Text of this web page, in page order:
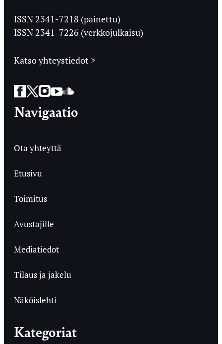
Ylioppilaslehti
ISSN 2341-7218 (painettu)
ISSN 2341-7226 (verkkojulkaisu)
Katso yhteystiedot >
Facebook
Twitter
Instagram
YouTube
SoundCloud
Navigaatio
Ota yhteyttä
Etusivu
Toimitus
Avustajille
Mediatiedot
Tilaus ja jakelu
Näköislehti
Kategoriat